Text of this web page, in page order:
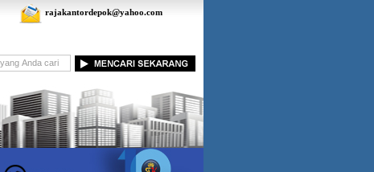
rajakantordepok@yahoo.com